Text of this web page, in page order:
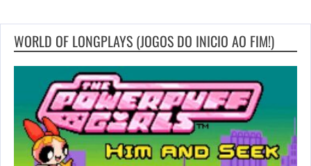
WORLD OF LONGPLAYS (JOGOS DO INICIO AO FIM!)